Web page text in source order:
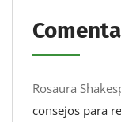
Rosaura
consejos para